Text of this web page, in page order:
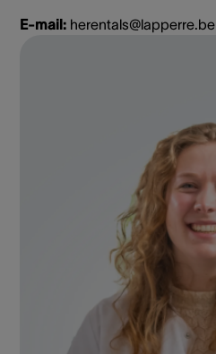
E-mail: herentals@lapperre.be